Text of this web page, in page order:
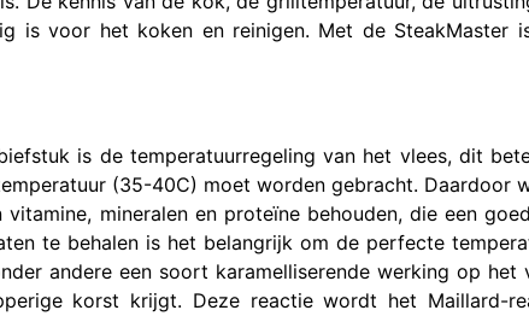
is voor het koken en reinigen. Met de SteakMaster
is de temperatuurregeling van het vlees, dit
(35-40C) moet worden gebracht. Daardoor
mineralen en proteïne behouden, die een
te behalen is het belangrijk om de perfecte
andere een soort karamelliserende werking op het
korst krijgt. Deze reactie wordt het Maillard-